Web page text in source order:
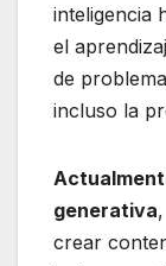
inteligencia
el
de
incluso la
generativa
crear